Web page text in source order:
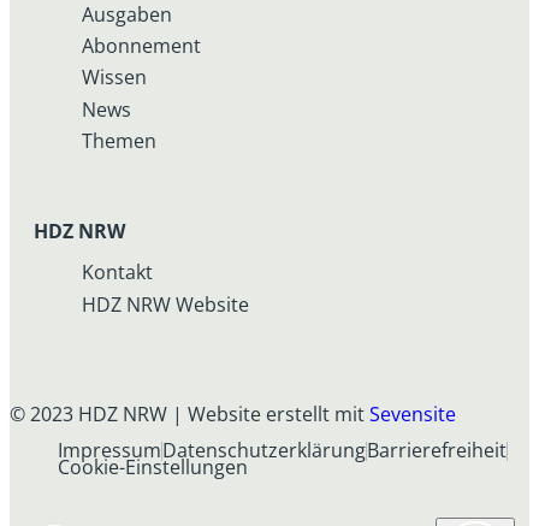
Ausgaben
Abonnement
Wissen
News
Themen
HDZ NRW
Kontakt
HDZ NRW Website
© 2023 HDZ NRW | Website erstellt mitSevensite
ImpressumDatenschutzerklärungBarrierefreiheit
Cookie-Einstellungen